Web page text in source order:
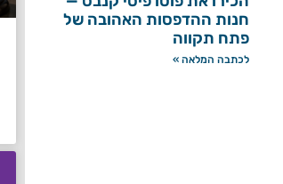
חנות ההדפסות האהובה של
פתח תקווה
לכתבה המלאה »